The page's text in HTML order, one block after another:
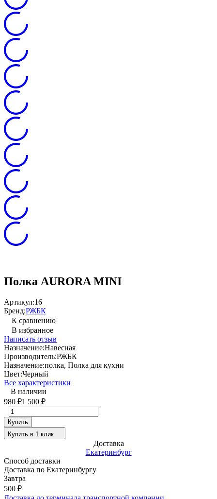
Полка AURORA MINI
Артикул:16
Бренд:РЖБК
К сравнению
В избранное
Написать отзыв
Назначение:Навесная
Производитель:РЖБК
Назначение:полка, Полка для кухни
Цвет:Черный
Все характеристики
В наличии
980 ₽1 500 ₽
Купить
Купить в 1 клик
Доставка
Екатеринбург
Способ доставки
Доставка по Екатеринбургу
Завтра
500 ₽